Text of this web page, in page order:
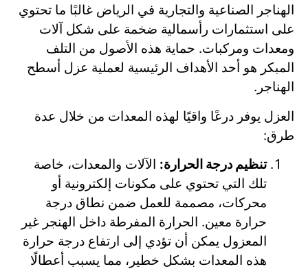
الهناجر الصناعية والتجارية في الرياض غالبًا ما تحتوي
على استثمارات رأسمالية ضخمة على شكل آلات
ومعدات ومركبات. حماية هذه الأصول من التلف
المبكر هو أحد الأهداف الرئيسية لعملية عزل أسطح
الهناجر.
العزل يوفر درعًا واقيًا لهذه المعدات من خلال عدة
طرق:
تنظيم درجة الحرارة: الآلات والمعدات، خاصة
تلك التي تحتوي على مكونات إلكترونية أو
محركات، مصممة للعمل ضمن نطاق درجة
حرارة معين. الحرارة المفرطة داخل الهنجر غير
المعزول يمكن أن تؤدي إلى ارتفاع درجة حرارة
هذه المعدات بشكل خطير، مما يسبب أعطالًا